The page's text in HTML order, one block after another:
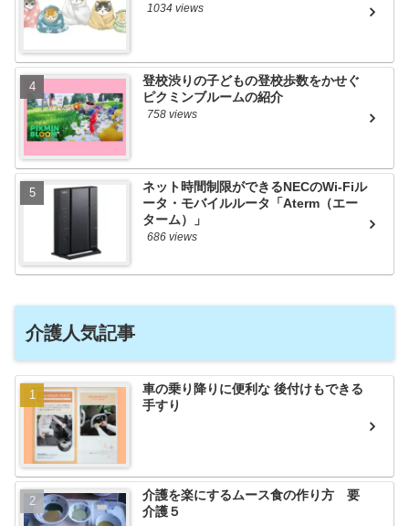
1034 views
登校渋りの子どもの登校歩数をかせぐ
ピクミンブルームの紹介
758 views
ネット時間制限ができるNECのWi-Fiル
ータ・モバイルルータ「Aterm（エー
ターム）」
686 views
介護人気記事
車の乗り降りに便利な 後付けもできる
手すり
介護を楽にするムース食の作り方 要
介護５